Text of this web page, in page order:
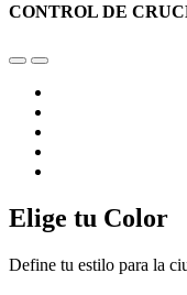
CONTROL DE
Elige tu Color
Define tu estilo para la